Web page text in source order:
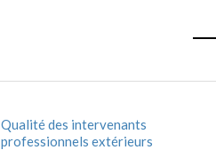
Qualité des intervenants
professionnels extérieurs